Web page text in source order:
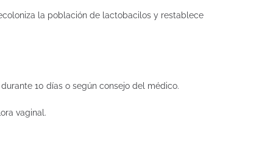
la población de lactobacilos y restablece
10 días o según consejo del médico.
vaginal.